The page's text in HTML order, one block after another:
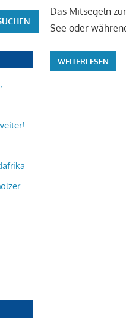
Das Mitsegeln
See oder
WEITERLESEN